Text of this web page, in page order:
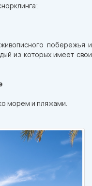
побережья и
из которых имеет свои
морем и пляжами.